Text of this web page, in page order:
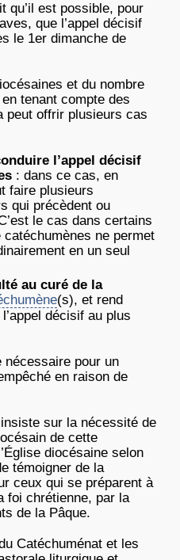
qu’il est possible, pour
que l’appel décisif
le 1er dimanche de
et du nombre
tenant compte des
peut offrir plusieurs cas
l’appel décisif
: dans ce cas, en
faire plusieurs
qui précèdent ou
le cas dans certains
ne permet
en un seul
au curé de la
(s), et rend
décisif au plus
nécessaire pour un
en raison de
sur la nécessité de
de cette
diocésaine selon
témoigner de la
ceux qui se préparent à
foi chrétienne, par la
de la Pâque.
Catéchuménat et les